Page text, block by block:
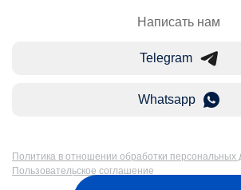
Написать нам
Telegram
Whatsapp
Политика в отношении обработки персональных
Пользовательское соглашение